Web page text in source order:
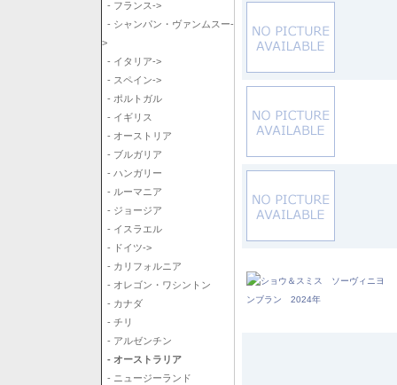
- フランス->
- シャンパン・ヴァンムスー-
>
- イタリア->
- スペイン->
- ポルトガル
- イギリス
- オーストリア
- ブルガリア
- ハンガリー
- ルーマニア
- ジョージア
- イスラエル
- ドイツ->
- カリフォルニア
- オレゴン・ワシントン
- カナダ
- チリ
- アルゼンチン
- オーストラリア
- ニュージーランド